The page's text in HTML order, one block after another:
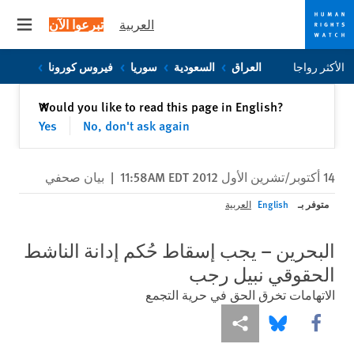
Skip
to
Skip
to
العربية تبرعوا الآن
الأكثر رواجا العراق السعودية سوريا فيروس كورونا
Would you like to read this page in English?
Yes
No, don't ask again
✕إغلاق
14 أكتوبر/تشرين الأول 2012 11:58AM EDT | بيان صحفي
متوفر بـ English العربية
البحرين – يجب إسقاط حُكم إدانة الناشط
الحقوقي نبيل رجب
الاتهامات تخرق الحق في حرية التجمع
Share this via Facebook
Share this via Bluesky
Share this via مشاركة